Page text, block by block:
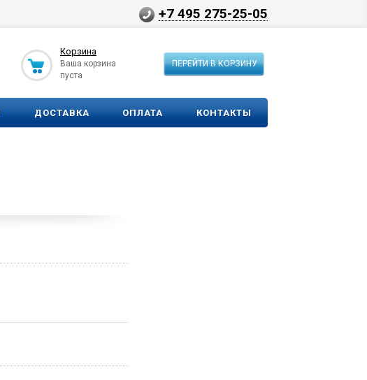
+7 495 275-25-05
Корзина
Ваша корзина
пуста
ПЕРЕЙТИ В КОРЗИНУ
ДОСТАВКА ОПЛАТА КОНТАКТЫ